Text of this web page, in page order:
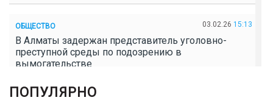
ОБЩЕСТВО 03.02.26 15:13
В Алматы задержан представитель уголовно-
преступной среды по подозрению в
вымогательстве
ОБЩЕСТВО
ПОПУЛЯРНО